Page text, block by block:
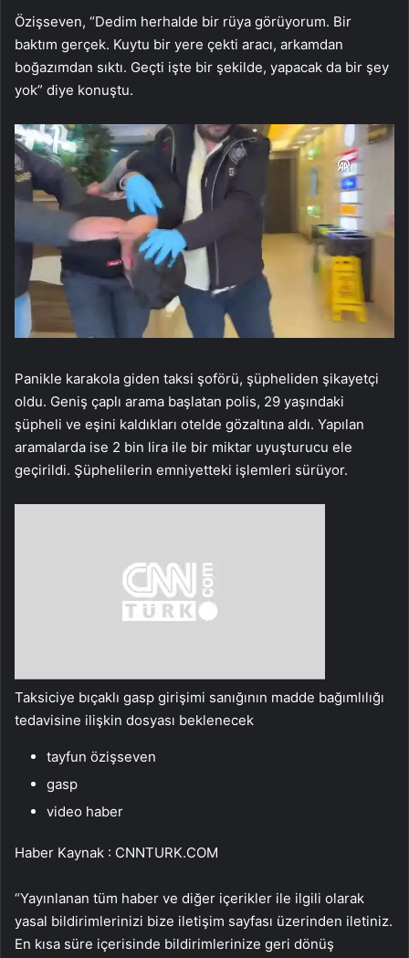
Özişseven, “Dedim herhalde bir rüya görüyorum. Bir
baktım gerçek. Kuytu bir yere çekti aracı, arkamdan
boğazımdan sıktı. Geçti işte bir şekilde, yapacak da bir şey
yok” diye konuştu.
Panikle karakola giden taksi şoförü, şüpheliden şikayetçi
oldu. Geniş çaplı arama başlatan polis, 29 yaşındaki
şüpheli ve eşini kaldıkları otelde gözaltına aldı. Yapılan
aramalarda ise 2 bin lira ile bir miktar uyuşturucu ele
geçirildi. Şüphelilerin emniyetteki işlemleri sürüyor.
Taksiciye bıçaklı gasp girişimi sanığının madde bağımlılığı
tedavisine ilişkin dosyası beklenecek
tayfun özişseven
gasp
video haber
Haber Kaynak : CNNTURK.COM
“Yayınlanan tüm haber ve diğer içerikler ile ilgili olarak
yasal bildirimlerinizi bize iletişim sayfası üzerinden iletiniz.
En kısa süre içerisinde bildirimlerinize geri dönüş